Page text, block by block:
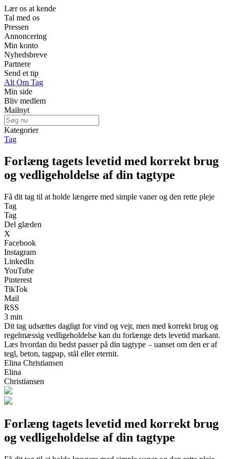
Lær os at kende
Tal med os
Pressen
Annoncering
Min konto
Nyhedsbreve
Partnere
Send et tip
Alt Om Tag
Min side
Bliv medlem
Mailnyt
Kategorier
Tag
Forlæng tagets levetid med korrekt brug
og vedligeholdelse af din tagtype
Få dit tag til at holde længere med simple vaner og den rette pleje
Tag
Tag
Del glæden
X
Facebook
Instagram
LinkedIn
YouTube
Pinterest
TikTok
Mail
RSS
3 min
Dit tag udsættes dagligt for vind og vejr, men med korrekt brug og
regelmæssig vedligeholdelse kan du forlænge dets levetid markant.
Læs hvordan du bedst passer på din tagtype – uanset om den er af
tegl, beton, tagpap, stål eller eternit.
Elina Christiansen
Elina
Christiansen
Forlæng tagets levetid med korrekt brug
og vedligeholdelse af din tagtype